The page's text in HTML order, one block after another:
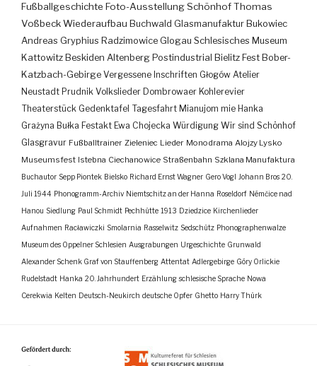
Fußballgeschichte Foto-AusstellungSchönhofThomas
VoßbeckWiederaufbau Buchwald Glasmanufaktur Bukowiec
Andreas Gryphius Radzimowice Glogau Schlesisches Museum
Kattowitz Beskiden Altenberg Postindustrial Bielitz Fest Bober-
Katzbach-Gebirge Vergessene Inschriften Głogów Atelier
Neustadt Prudnik Volkslieder Dombrowaer Kohlerevier
Theaterstück Gedenktafel Tagesfahrt Mianujom mie Hanka
Grażyna Bułka Festakt Ewa Chojecka Würdigung Wir sind Schönhof
Glasgravur Fußballtrainer Zieleniec Lieder Monodrama Alojzy Lysko
Museumsfest Istebna Ciechanowice Straßenbahn Szklana Manufaktura
Buchautor Sepp Piontek Bielsko Richard Ernst Wagner Gero Vogl Johann Bros 20.
Juli 1944 Phonogramm-Archiv Niemtschitz an der Hanna Roseldorf Némčice nad
Hanou Siedlung Paul Schmidt Pechhütte 1913 Dziedzice Kirchenlieder
Aufnahmen Racławiczki Smolarnia Rasselwitz Sedschütz Phonographenwalze
Museum des Oppelner Schlesien Ausgrabungen Urgeschichte Grunwald
Alexander Schenk Graf von Stauffenberg Attentat Adlergebirge Góry Orlickie
Rudelstadt Hanka 20. Jahrhundert Erzählung schlesische Sprache Nowa
Cerekwia Kelten Deutsch-Neukirch deutsche Opfer Ghetto Harry Thürk